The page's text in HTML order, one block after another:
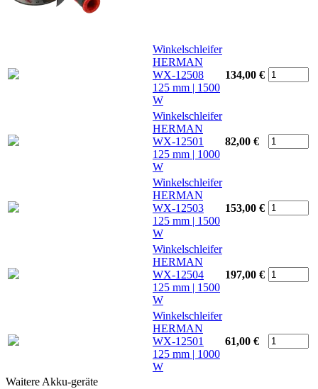
Winkelschleifer
HERMAN
WX-12508
125 mm | 1500
W
134,00 €
Winkelschleifer
HERMAN
WX-12501
125 mm | 1000
W
82,00 €
Winkelschleifer
HERMAN
WX-12503
125 mm | 1500
W
153,00 €
Winkelschleifer
HERMAN
WX-12504
125 mm | 1500
W
197,00 €
Winkelschleifer
HERMAN
WX-12501
125 mm | 1000
W
61,00 €
Waitere Akku-geräte
Waitere Akku-geräte